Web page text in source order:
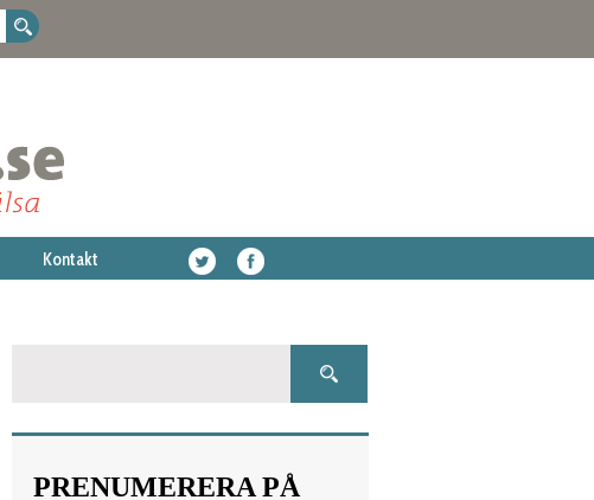
Kontakt
PRENUMERERA PÅ